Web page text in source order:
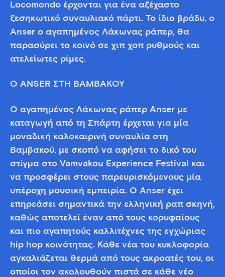
Locomondo έρχονται για ένα αξέχαστο
ξεσηκωτικό συναυλιακό πάρτι. Το ίδιο βράδυ, ο
Anser ο αγαπημένος Λάκωνας ράπερ, θα
παρασύρει το κοινό σε χιπ χοπ ρυθμούς και
ατελείωτες ρίμες.
O ANSER ΣΤΗ ΒΑΜΒΑΚΟΥ
Ο αγαπημένος Λάκωνας ράπερ Anser με
καταγωγή από τη Σπάρτη έρχεται για μία
μοναδική καλοκαιρινή συναυλία στη
Βαμβακού, με σκοπό να αφήσει το δικό του
στίγμα στο Vamvakou Experience Festival και
να προσφέρει στους παρευρισκόμενους μία
υπέροχη μουσική εμπειρία. Ο Anser έχει
επηρεάσει σημαντικά την ελληνική ραπ σκηνή,
καθώς αποτελεί έναν από τους κορυφαίους
και πιο αγαπητούς καλλιτέχνες της εγχώριας
hip hop κοινότητας. Κάθε νέα του κυκλοφορία
αγκαλιάζεται θερμά από τους ακροατές του, οι
οποίοι τον ακολουθούν πιστά σε κάθε νέο